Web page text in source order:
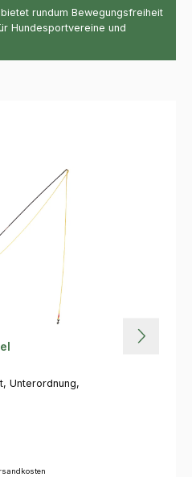
rundum Bewegungsfreiheit
Hundesportvereine und
Unterordnung,